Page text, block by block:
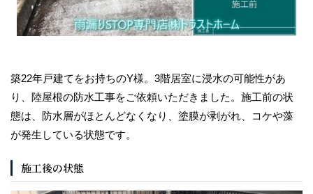
築22年戸建てをお持ちのY様。3階居室に浸水の可能性があ
り、陸屋根の防水工事をご依頼いただきました。施工前の状
態は、防水層がほとんどなくなり、塗膜が剥がれ、コケや藻
が発生している状態です。
施工後の状態